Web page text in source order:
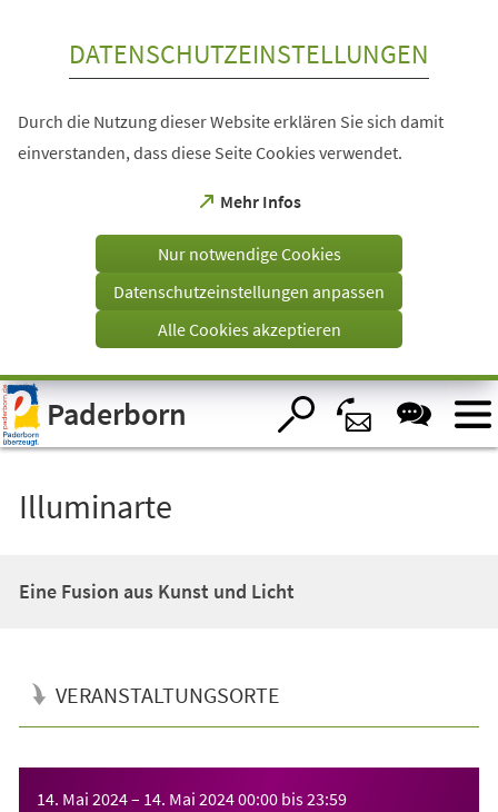
Visuelle
Assistenzsoftware
öffnen.
DATENSCHUTZEINSTELLUNGEN
Durch die Nutzung dieser Website erklären Sie sich damit
einverstanden, dass diese Seite Cookies verwendet.
Mehr Infos
(Öffnet
einem
Tab)
Nur notwendige Cookies
Datenschutzeinstellungen anpassen
Alle Cookies akzeptieren
Paderborn
Illuminarte
Eine Fusion aus Kunst und Licht
VERANSTALTUNGSORTE
14. Mai 2024– 14. Mai 202400:00 bis23:59